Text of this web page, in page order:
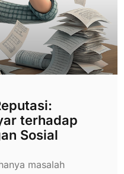
terhadap
Sosial
masalah